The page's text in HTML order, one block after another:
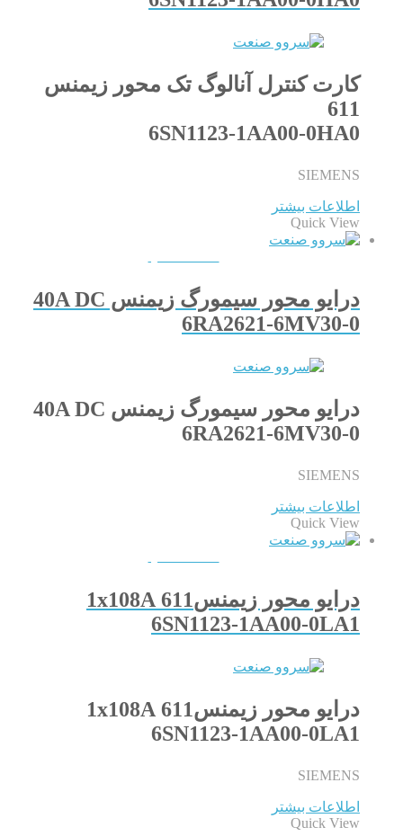
کارت کنترل آنالوگ تک محور زیمنس
611
6SN1123-1AA00-0HA0
SIEMENS
اطلاعات بیشتر
Quick View
درایو محور سیمورگ زیمنس 40A DC
6RA2621-6MV30-0
درایو محور سیمورگ زیمنس 40A DC
6RA2621-6MV30-0
SIEMENS
اطلاعات بیشتر
Quick View
درایو محور زیمنس611 1x108A
6SN1123-1AA00-0LA1
درایو محور زیمنس611 1x108A
6SN1123-1AA00-0LA1
SIEMENS
اطلاعات بیشتر
Quick View